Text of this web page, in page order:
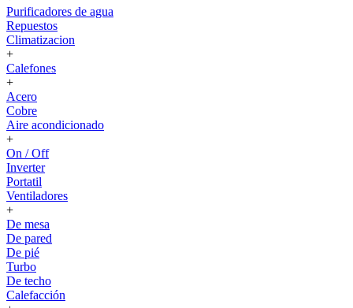
Purificadores de agua
Repuestos
Climatizacion
+
Calefones
+
Acero
Cobre
Aire acondicionado
+
On / Off
Inverter
Portatil
Ventiladores
+
De mesa
De pared
De pié
Turbo
De techo
Calefacción